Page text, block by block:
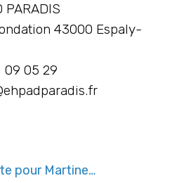
PARADIS
43000 Espaly-
09 05 29
pour Martine…